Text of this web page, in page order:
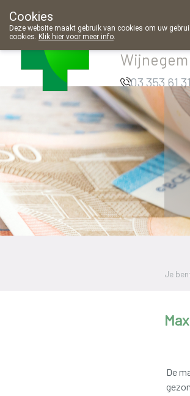
Apotheek
Wijnegem
03 353 61 31
Je
De
Cookies
Deze website maakt gebruik van cookies om uw
cookies. Klik hier voor meer info.